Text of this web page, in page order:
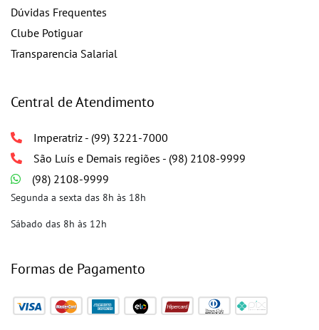
Dúvidas Frequentes
Clube Potiguar
Transparencia Salarial
Central de Atendimento
Imperatriz - (99) 3221-7000
São Luís e Demais regiões - (98) 2108-9999
(98) 2108-9999
Segunda a sexta das 8h às 18h
Sábado das 8h às 12h
Formas de Pagamento